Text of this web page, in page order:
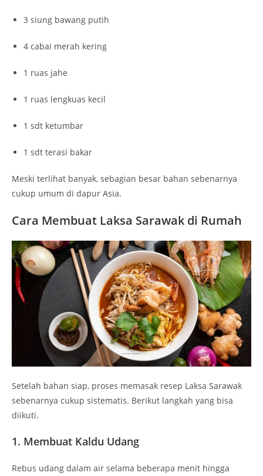
3 siung bawang putih
4 cabai merah kering
1 ruas jahe
1 ruas lengkuas kecil
1 sdt ketumbar
1 sdt terasi bakar
Meski terlihat banyak, sebagian besar bahan sebenarnya
cukup umum di dapur Asia.
Cara Membuat Laksa Sarawak di Rumah
Setelah bahan siap, proses memasak resep Laksa Sarawak
sebenarnya cukup sistematis. Berikut langkah yang bisa
diikuti.
1. Membuat Kaldu Udang
Rebus udang dalam air selama beberapa menit hingga